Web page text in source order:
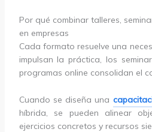
Por qué combinar talleres,
en empresas
Cada formato resuelve una
impulsan la práctica, los
programas online consolidan el
Cuando se diseña una
híbrida, se pueden alinear
ejercicios concretos y recursos